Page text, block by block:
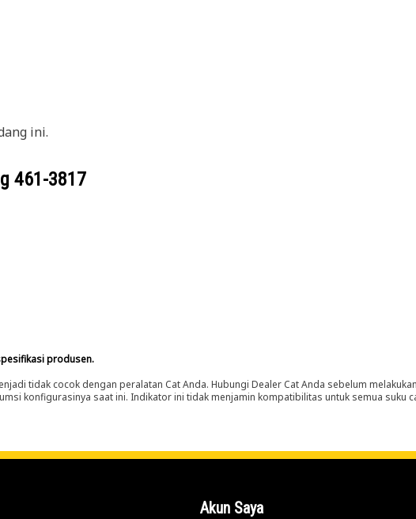
ini.
461-3817
produsen.
tidak cocok dengan peralatan Cat Anda. Hubungi Dealer Cat Anda sebelum
konfigurasinya saat ini. Indikator ini tidak menjamin kompatibilitas untuk semua suku
Akun Saya